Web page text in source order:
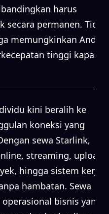
harus
secara permanen. Tidak
memungkinkan Anda
tinggi kapan
kini beralih ke
koneksi yang
sewa Starlink,
streaming, upload
hingga sistem kerja
hambatan. Sewa
bisnis yang